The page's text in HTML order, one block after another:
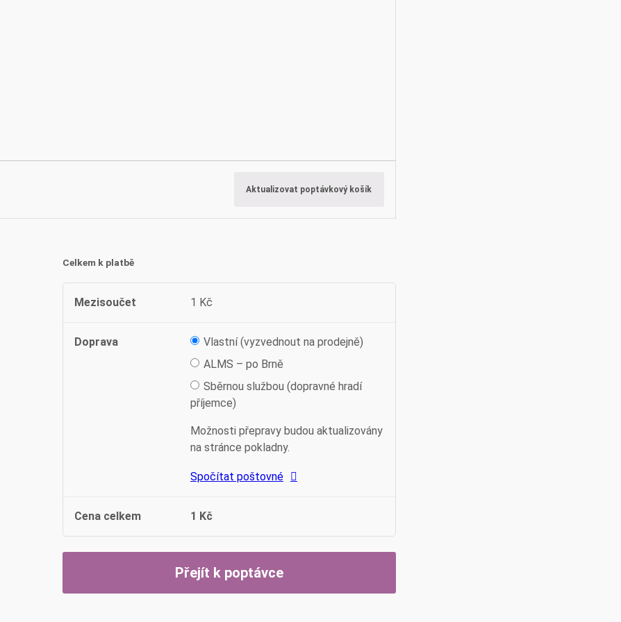
Aktualizovat poptávkový košík
Celkem k platbě
Mezisoučet 1 Kč
Doprava
Vlastní (vyzvednout na prodejně)
ALMS – po Brně
Sběrnou službou (dopravné hradí
příjemce)
Možnosti přepravy budou aktualizovány
na stránce pokladny.
Spočítat poštovné
Cena celkem 1 Kč
Přejít k poptávce